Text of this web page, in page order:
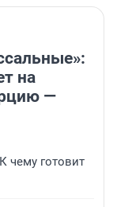
на
—
чему готовит